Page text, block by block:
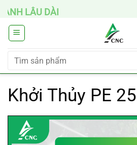
Chuyển
đến
dung
Tìm
Khởi Thủy PE 25